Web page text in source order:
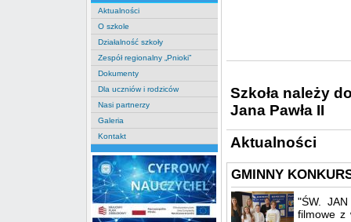
Aktualności
O szkole
Działalność szkoły
Zespół regionalny „Pnioki”
Dokumenty
Dla uczniów i rodziców
Nasi partnerzy
Galeria
Kontakt
Szkoła należy
Jana Pawła II
Aktualności
GMINNY
"ŚW.
filmowe z